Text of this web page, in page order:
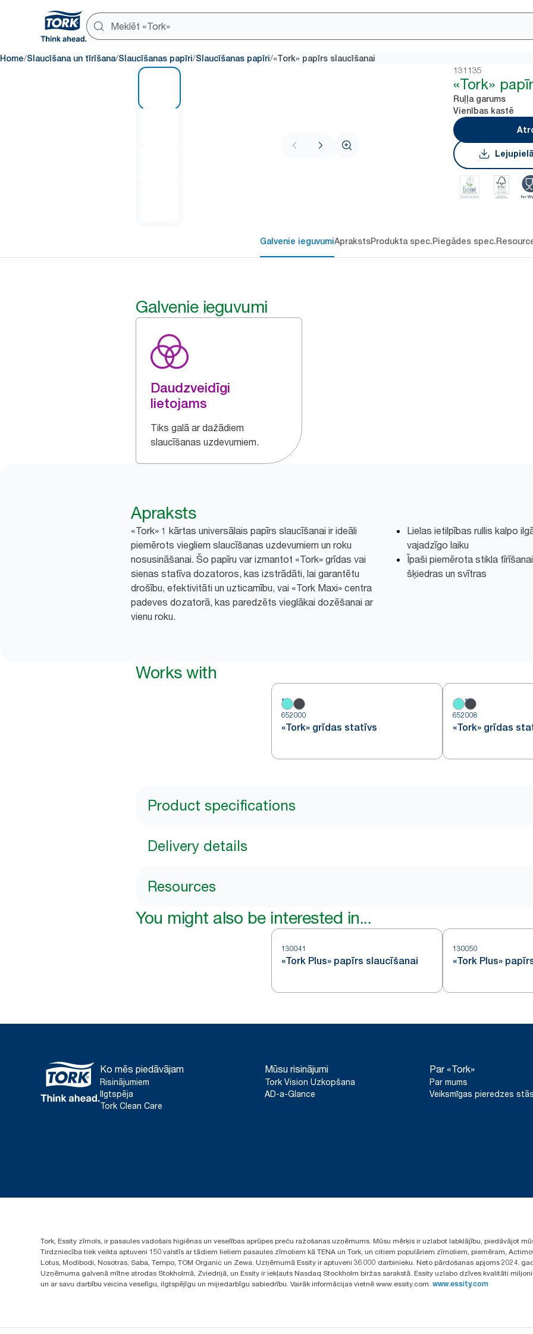
Home/Slaucīšana un tīrīšana/Slaucīšanas papīri/Slaucīšanas papīri/«Tork» papīrs slaucīšanai
131135
«Tork»
Ruļļa garums
Vienības kastē
Galvenie ieguvumiAprakstsProdukta spec.Piegādes spec.
Galvenie ieguvumi
Daudzveidīgi
lietojams
Tiks galā ar dažādiem
slaucīšanas uzdevumiem.
Apraksts
«Tork» 1 kārtas universālais papīrs slaucīšanai ir ideāli
piemērots viegliem slaucīšanas uzdevumiem un roku
nosusināšanai. Šo papīru var izmantot «Tork» grīdas vai
sienas statīva dozatoros, kas izstrādāti, lai garantētu
drošību, efektivitāti un uzticamību, vai «Tork Maxi» centra
padeves dozatorā, kas paredzēts vieglākai dozēšanai ar
vienu roku.
Lielas ietilpības rullis kalpo
vajadzīgo laiku
Īpaši piemērota stikla
šķiedras un svītras
Works with
652000
«Tork» grīdas statīvs
652008
«Tork» grīdas
Product specifications
Delivery details
Resources
You might also be interested in...
130041
«Tork Plus» papīrs slaucīšanai
130050
«Tork Plus»
Ko mēs piedāvājam
Risinājumiem
Ilgtspēja
Tork Clean Care
Mūsu risinājumi
Tork Vision Uzkopšana
AD-a-Glance
Par «Tork»
Par mums
Veiksmīgas pieredzes
Tork, Essity zīmols, ir pasaules vadošais higiēnas un veselības aprūpes preču ražošanas uzņēmums. Mūsu mērķis ir uzlabot labklājību, piedāvājot
Tirdzniecība tiek veikta aptuveni 150 valstīs ar tādiem lieliem pasaules zīmoliem kā TENA un Tork, un citiem populāriem zīmoliem, piemēram,
Lotus, Modibodi, Nosotras, Saba, Tempo, TOM Organic un Zewa. Uzņēmumā Essity ir aptuveni 36 000 darbinieku. Neto pārdošanas apjoms 2024.
Uzņēmuma galvenā mītne atrodas Stokholmā, Zviedrijā, un Essity ir iekļauts Nasdaq Stockholm biržas sarakstā. Essity uzlabo dzīves kvalitāti
un ar savu darbību veicina veselīgu, ilgtspējīgu un mijiedarbīgu sabiedrību. Vairāk informācijas vietnē www.essity.com. www.essity.com